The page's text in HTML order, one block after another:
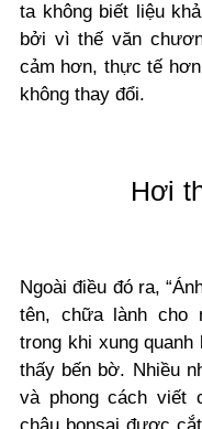
ta không biết liệu
bởi vì thế văn
cảm hơn, thực tế
không thay đổi.
Hơi
Ngoài điều đó ra,
tên, chữa lành cho
trong khi xung
thấy bến bờ. Nhiều
và phong cách viết